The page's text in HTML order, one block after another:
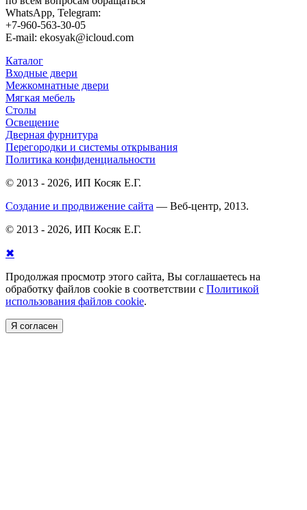
WhatsApp, Telegram:
+7-960-563-30-05
E-mail: ekosyak@icloud.com
Каталог
Входные двери
Межкомнатные двери
Мягкая мебель
Столы
Освещение
Дверная фурнитура
Перегородки и системы открывания
Политика конфиденциальности
© 2013 - 2026, ИП Косяк Е.Г.
Создание и продвижение сайта — Веб-центр, 2013.
© 2013 - 2026, ИП Косяк Е.Г.
✖
Продолжая просмотр этого сайта, Вы соглашаетесь на
обработку файлов cookie в соответствии с Политикой
использования файлов cookie.
Я согласен